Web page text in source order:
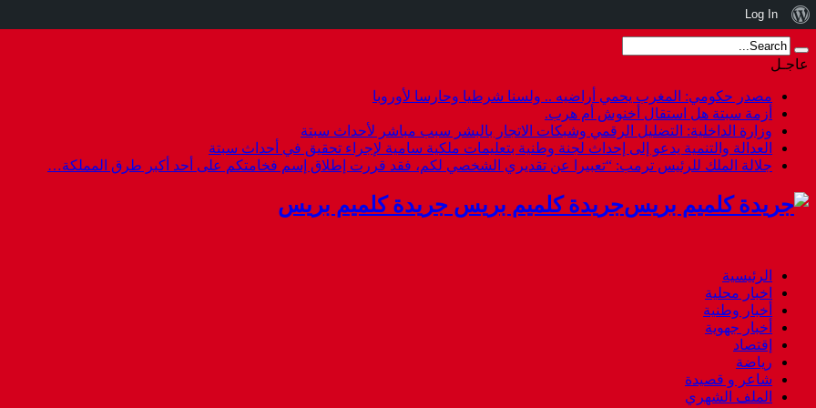
عاجـل
مصدر حكومي: المغرب يحمي أراضيه .. ولسنا شرطيا وحارسا لأوروبا
أزمة سبتة هل استقال أخنوش أم هرب.
وزارة الداخلية: التضليل الرقمي وشبكات الاتجار بالبشر سبب مباشر لأحداث سبتة
العدالة والتنمية يدعو إلى إحداث لجنة وطنية بتعليمات ملكية سامية لإجراء تحقيق في أحداث سبتة
جلالة الملك للرئيس ترمب: “تعبيرا عن تقديري الشخصي لكم، فقد قررت إطلاق إسم فخامتكم على أحد أكبر طرق المملكة…
جريدة كلميم بريس جريدة كلميم بريس
الرئيسية
اخبار محلية
أخبار وطنية
أخبار جهوية
إقتصاد
رياضة
شاعر و قصيدة
الملف الشهري
نبذة
عن
ووردبريس
Log In